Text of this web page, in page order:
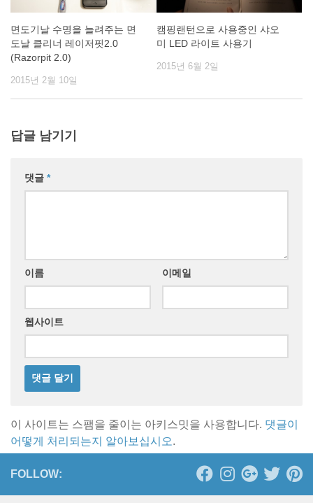
면도기날 수명을 늘려주는 면
도날 클리너 레이저핏2.0
(Razorpit 2.0)
2015년 2월 10일
캠핑랜턴으로 사용중인 샤오
미 LED 라이트 사용기
2015년 6월 2일
답글 남기기
댓글 *
이름 이메일
웹사이트
이 사이트는 스팸을 줄이는 아키스밋을 사용합니다. 댓글이
어떻게 처리되는지 알아보십시오.
FOLLOW: